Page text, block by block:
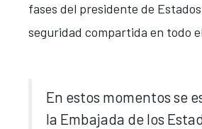
fases del presidente de
seguridad compartida en todo
En estos momentos se
la Embajada de los